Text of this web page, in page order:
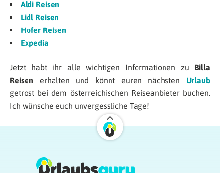
Aldi Reisen
Lidl Reisen
Hofer Reisen
Expedia
Jetzt habt ihr alle wichtigen Informationen zu Billa
Reisen erhalten und könnt euren nächsten Urlaub
getrost bei dem österreichischen Reiseanbieter buchen.
Ich wünsche euch unvergessliche Tage!